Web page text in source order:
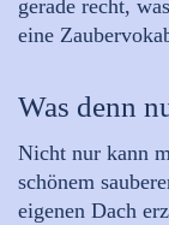
gerade recht,
eine
Was denn
Nicht nur kann
schönem
eigenen Dach